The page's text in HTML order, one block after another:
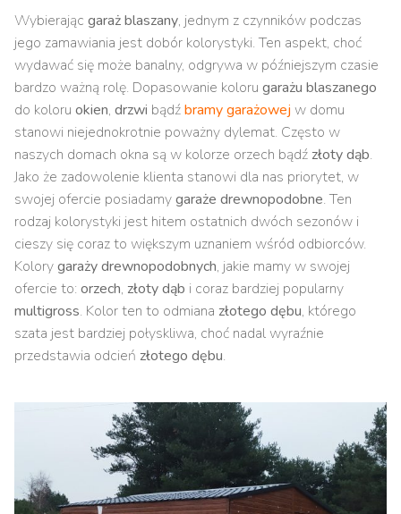
Wybierając garaż blaszany, jednym z czynników podczas
jego zamawiania jest dobór kolorystyki. Ten aspekt, choć
wydawać się może banalny, odgrywa w późniejszym czasie
bardzo ważną rolę. Dopasowanie koloru garażu blaszanego
do koloru okien, drzwi bądźbramy garażowej w domu
stanowi niejednokrotnie poważny dylemat. Często w
naszych domach okna są w kolorze orzech bądź złoty dąb.
Jako że zadowolenie klienta stanowi dla nas priorytet, w
swojej ofercie posiadamygaraże drewnopodobne. Ten
rodzaj kolorystyki jest hitem ostatnich dwóch sezonów i
cieszy się coraz to większym uznaniem wśród odbiorców.
Kolorygaraży drewnopodobnych, jakie mamy w swojej
ofercie to: orzech, złoty dąb i coraz bardziej popularny
multigross. Kolor ten to odmiana złotego dębu, którego
szata jest bardziej połyskliwa, choć nadal wyraźnie
przedstawia odcień złotego dębu.